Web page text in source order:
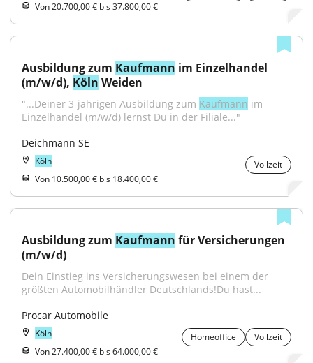
Von 20.700,00 € bis 37.800,00 €
Ausbildung zum Kaufmann im Einzelhandel
(m/w/d), Köln Weiden
"...Deiner 3-jährigen Ausbildung zum Kaufmann im
Einzelhandel (m/w/d) lernst Du in der Filiale..."
Deichmann SE
Köln
Vollzeit
Von 10.500,00 € bis 18.400,00 €
Ausbildung zum Kaufmann für Versicherungen
(m/w/d)
Dein Einstieg ins Versicherungswesen bei einem der
größten Automobilhändler Deutschlands!Du hast...
Procar Automobile
Köln Homeoffice
Vollzeit
Von 27.400,00 € bis 64.000,00 €